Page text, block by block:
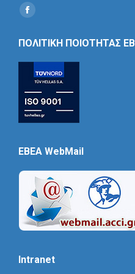
Find us on:
Social
ΠΟΛΙΤΙΚΗ ΠΟΙΟΤΗΤΑΣ
EBEA WebMail
Intranet